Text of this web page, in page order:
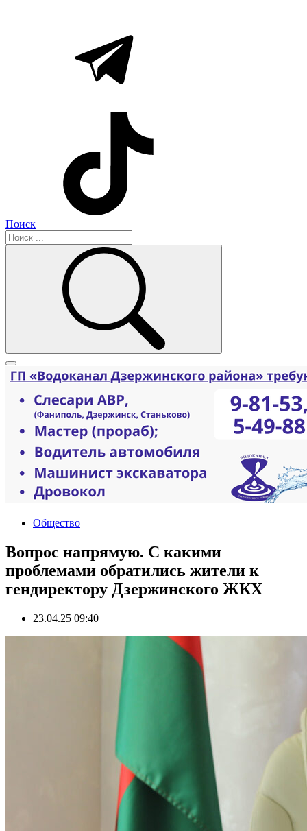
Поиск
Общество
Вопрос напрямую. С какими
проблемами обратились жители к
гендиректору Дзержинского ЖКХ
23.04.25 09:40